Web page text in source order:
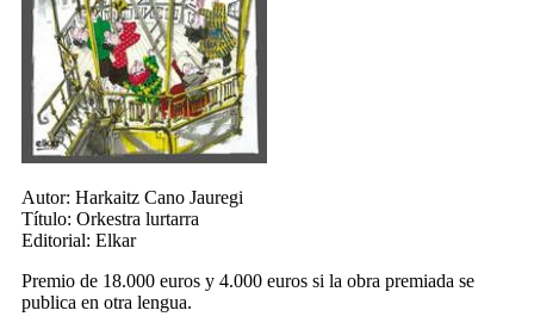
Autor: Harkaitz Cano Jauregi
Título: Orkestra lurtarra
Editorial: Elkar
Premio de 18.000 euros y 4.000 euros si la obra premiada se
publica en otra lengua.